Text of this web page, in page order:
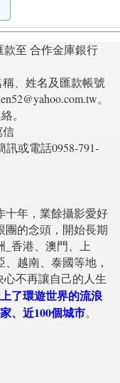
款至 合作金庫銀行
、姓名及匯款帳號
。
。
信
訊或電話0958-791-
十年，業餘攝影愛好
團的念頭，開始長期
_香港、澳門、上
越南、泰國等地，
心不再讓自己的人生
了環遊世界的流浪
、近100個城市。